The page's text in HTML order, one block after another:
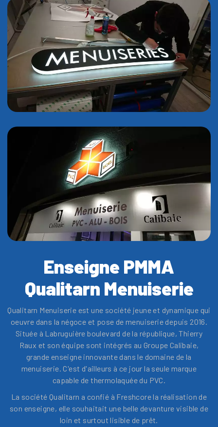
Enseigne PMMA
Qualitarn Menuiserie
Qualitarn Menuiserie est une société jeune et dynamique qui
oeuvre dans la négoce et pose de menuiserie depuis 2016.
Située à Labruguière boulevard de la république, Thierry
Raux et son équipe sont intégrés au Groupe Calibaie,
grande enseigne innovante dans le domaine de la
menuiserie. C'est d'ailleurs à ce jour la seule marque
capable de thermolaquée du PVC.
La société Qualitarn a confié à Freshcore la réalisation de
son enseigne, elle souhaitait une belle devanture visible de
loin et surtout lisible de prêt.